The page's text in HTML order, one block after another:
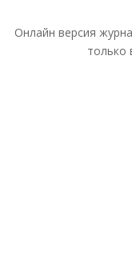
Онлайн версия
только